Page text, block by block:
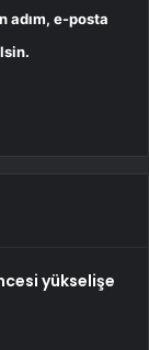
adım, e-posta
yükselişe